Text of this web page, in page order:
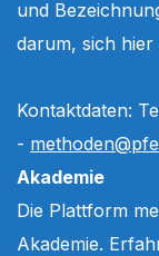
und
darum, sich
Kontaktdaten:
-
Akademie
Die Plattform
Akademie.